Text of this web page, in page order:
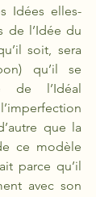
Idées elles-
de l’Idée du
soit, sera
qu’il se
de l’Idéal
que la
ce modèle
parce qu’il
avec son